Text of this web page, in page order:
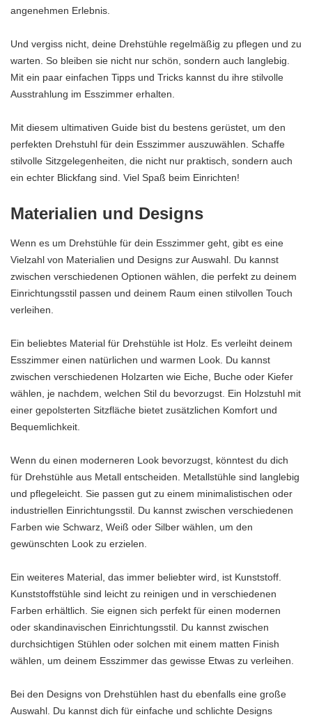
angenehmen Erlebnis.
Und vergiss nicht, deine Drehstühle regelmäßig zu pflegen und zu
warten. So bleiben sie nicht nur schön, sondern auch langlebig.
Mit ein paar einfachen Tipps und Tricks kannst du ihre stilvolle
Ausstrahlung im Esszimmer erhalten.
Mit diesem ultimativen Guide bist du bestens gerüstet, um den
perfekten Drehstuhl für dein Esszimmer auszuwählen. Schaffe
stilvolle Sitzgelegenheiten, die nicht nur praktisch, sondern auch
ein echter Blickfang sind. Viel Spaß beim Einrichten!
Materialien und Designs
Wenn es um Drehstühle für dein Esszimmer geht, gibt es eine
Vielzahl von Materialien und Designs zur Auswahl. Du kannst
zwischen verschiedenen Optionen wählen, die perfekt zu deinem
Einrichtungsstil passen und deinem Raum einen stilvollen Touch
verleihen.
Ein beliebtes Material für Drehstühle ist Holz. Es verleiht deinem
Esszimmer einen natürlichen und warmen Look. Du kannst
zwischen verschiedenen Holzarten wie Eiche, Buche oder Kiefer
wählen, je nachdem, welchen Stil du bevorzugst. Ein Holzstuhl mit
einer gepolsterten Sitzfläche bietet zusätzlichen Komfort und
Bequemlichkeit.
Wenn du einen moderneren Look bevorzugst, könntest du dich
für Drehstühle aus Metall entscheiden. Metallstühle sind langlebig
und pflegeleicht. Sie passen gut zu einem minimalistischen oder
industriellen Einrichtungsstil. Du kannst zwischen verschiedenen
Farben wie Schwarz, Weiß oder Silber wählen, um den
gewünschten Look zu erzielen.
Ein weiteres Material, das immer beliebter wird, ist Kunststoff.
Kunststoffstühle sind leicht zu reinigen und in verschiedenen
Farben erhältlich. Sie eignen sich perfekt für einen modernen
oder skandinavischen Einrichtungsstil. Du kannst zwischen
durchsichtigen Stühlen oder solchen mit einem matten Finish
wählen, um deinem Esszimmer das gewisse Etwas zu verleihen.
Bei den Designs von Drehstühlen hast du ebenfalls eine große
Auswahl. Du kannst dich für einfache und schlichte Designs